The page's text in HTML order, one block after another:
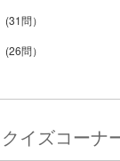
(31問）
(26問）
クイズコーナ